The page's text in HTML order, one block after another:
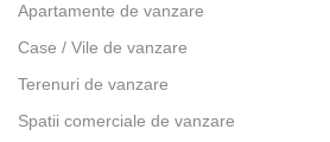
Apartamente de vanzare
Case / Vile de vanzare
Terenuri de vanzare
Spatii comerciale de vanzare